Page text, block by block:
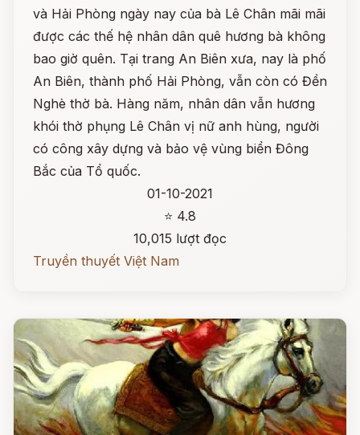
và Hải Phòng ngày nay của bà Lê Chân mãi mãi
được các thế hệ nhân dân quê hương bà không
bao giờ quên. Tại trang An Biên xưa, nay là phố
An Biên, thành phố Hải Phòng, vẫn còn có Đền
Nghè thờ bà. Hàng năm, nhân dân vẫn hương
khói thờ phụng Lê Chân vị nữ anh hùng, người
có công xây dựng và bảo vệ vùng biển Đông
Bắc của Tổ quốc.
01-10-2021
⭐ 4.8
10,015 lượt đọc
Truyền thuyết Việt Nam